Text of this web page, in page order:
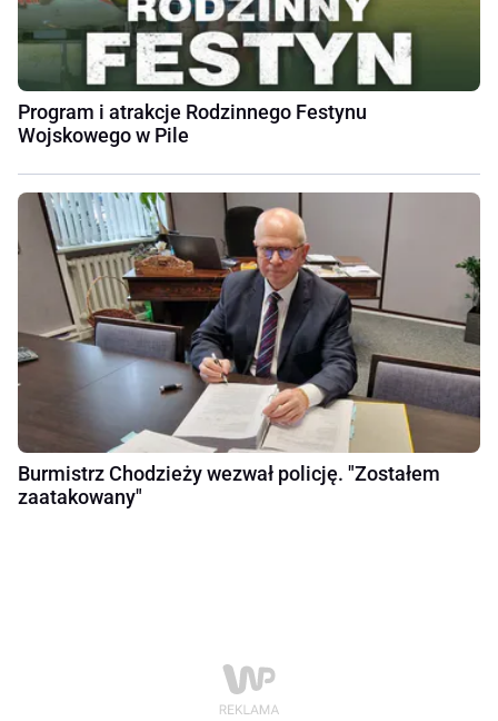
Program i atrakcje Rodzinnego Festynu
Wojskowego w Pile
Burmistrz Chodzieży wezwał policję. "Zostałem
zaatakowany"